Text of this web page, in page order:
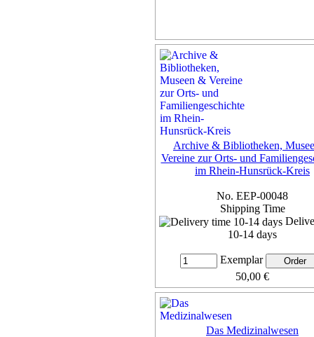
Archive & Bibliotheken,
Vereine zur Orts- und
im Rhein-Hunsrück-Kreis
No. EEP-00048
Shipping Time
10-14 days
Exemplar
50,00 €
7% VAT included, plus
Das Medizinalwesen